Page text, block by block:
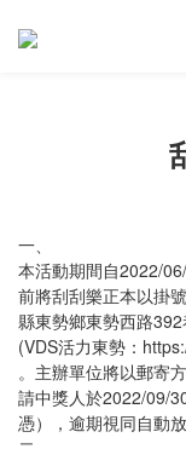
一、
本活動期間自2022/
前將刮刮樂正本以掛
縣東勢鄉東勢西路
(VDS活力東勢：
。主辦單位將以郵寄
請中獎人於2022/09/
憑），逾期視同自動